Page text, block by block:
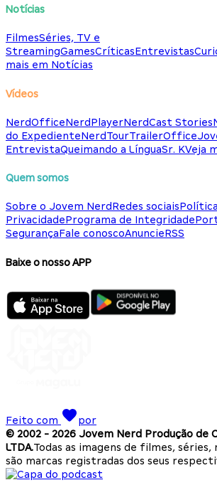
Notícias
FilmesSéries, TV e
StreamingGamesCríticasEntrevistas
mais em Notícias
Vídeos
NerdOfficeNerdPlayerNerdCast Stories
do ExpedienteNerdTourTrailerOffice
EntrevistaQueimando a LínguaSr. KVeja
Quem somos
Sobre o Jovem NerdRedes sociais
PrivacidadePrograma de Integridade
SegurançaFale conoscoAnuncieRSS
Baixe o nosso APP
Feito com
por
© 2002 - 2026 Jovem Nerd Produção de
LTDA.Todas as imagens de filmes, séries,
são marcas registradas dos seus